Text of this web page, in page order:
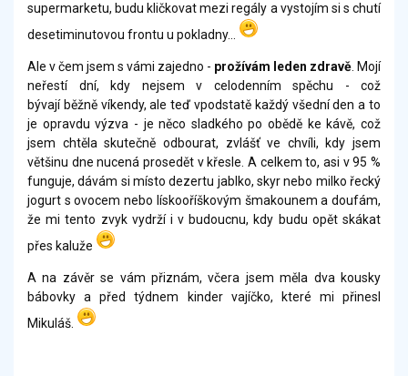
supermarketu, budu kličkovat mezi regály a vystojím si s chutí
desetiminutovou frontu u pokladny...
Ale v čem jsem s vámi zajedno - prožívám leden zdravě. Mojí
neřestí dní, kdy nejsem v celodenním spěchu - což
bývají běžně víkendy, ale teď vpodstatě každý všední den a to
je opravdu výzva - je něco sladkého po obědě ke kávě, což
jsem chtěla skutečně odbourat, zvlášť ve chvíli, kdy jsem
většinu dne nucená prosedět v křesle. A celkem to, asi v 95 %
funguje, dávám si místo dezertu jablko, skyr nebo milko řecký
jogurt s ovocem nebo lískooříškovým šmakounem a doufám,
že mi tento zvyk vydrží i v budoucnu, kdy budu opět skákat
přes kaluže
A na závěr se vám přiznám, včera jsem měla dva kousky
bábovky a před týdnem kinder vajíčko, které mi přinesl
Mikuláš.